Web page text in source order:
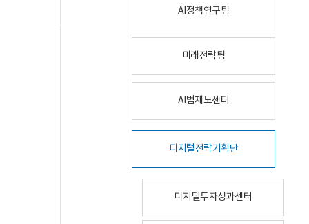
AI정책연구팀
미래전략팀
AI법제도센터
디지털전략기획단
디지털투자성과센터